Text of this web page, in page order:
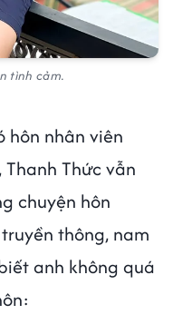
tình cảm.
hôn nhân viên
Thức vẫn
chuyện hôn
thông, nam
anh không quá